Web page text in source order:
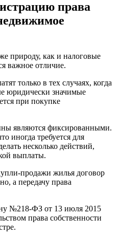
права
природу, как и налоговые
важное отличие.
только в тех случаях, когда
юридически значимые
при покупке
являются фиксированными.
иногда требуется для
несколько действий,
выплаты.
продажи жилья договор
а передачу права
№218-ФЗ от 13 июля 2015
права собственности